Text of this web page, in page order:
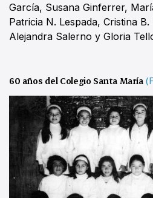
García, Susana Ginferrer,
Patricia N. Lespada, Cristina
Alejandra Salerno y Gloria
60 años del Colegio Santa María